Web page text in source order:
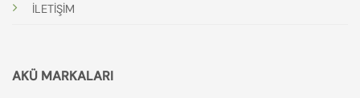
İLETİŞİM
AKÜ MARKALARI